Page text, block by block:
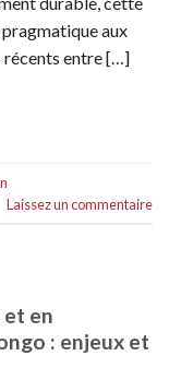
aux
récents entre […]
Laissez un commentaire
en
: enjeux et